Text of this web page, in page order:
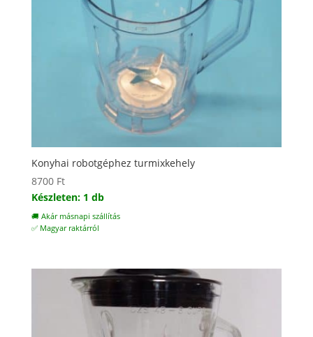
Konyhai robotgéphez turmixkehely
8700 Ft
Készleten: 1 db
🚚 Akár másnapi szállítás
✅ Magyar raktárról